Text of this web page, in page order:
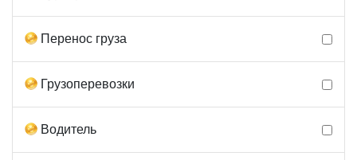
Перенос груза
Грузоперевозки
Водитель